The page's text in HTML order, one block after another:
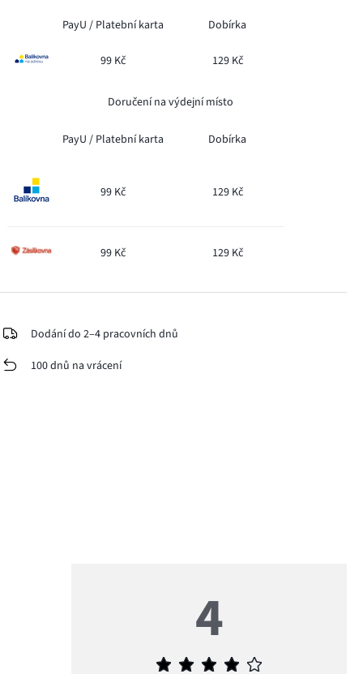
PayU / Platební karta Dobírka
99 Kč 129 Kč
Doručení na výdejní místo
PayU / Platební karta Dobírka
99 Kč 129 Kč
99 Kč 129 Kč
Dodání do 2–4 pracovních dnů
100 dnů na vrácení
4
Průměrné